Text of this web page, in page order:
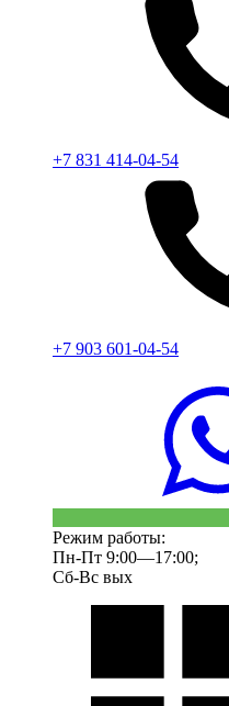
+7 831 414-04-54
+7 903 601-04-54
Режим работы:
Пн-Пт 9:00—17:00;
Сб-Вс вых